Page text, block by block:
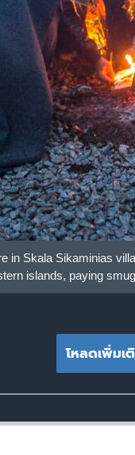
in Skala Sikaminias
islands, paying
โหลดเพิ่มเ